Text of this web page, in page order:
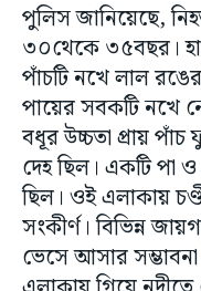
পুলিস জানিয়েছে,
৩০থেকে ৩৫বছর।
পাঁচটি নখে লাল
পায়ের সবকটি নখে
বধূর উচ্চতা প্রায় পাঁচ
দেহ ছিল। একটি পা ও
ছিল। ওই এলাকায়
সংকীর্ণ। বিভিন্ন
ভেসে আসার সম্ভাবনা